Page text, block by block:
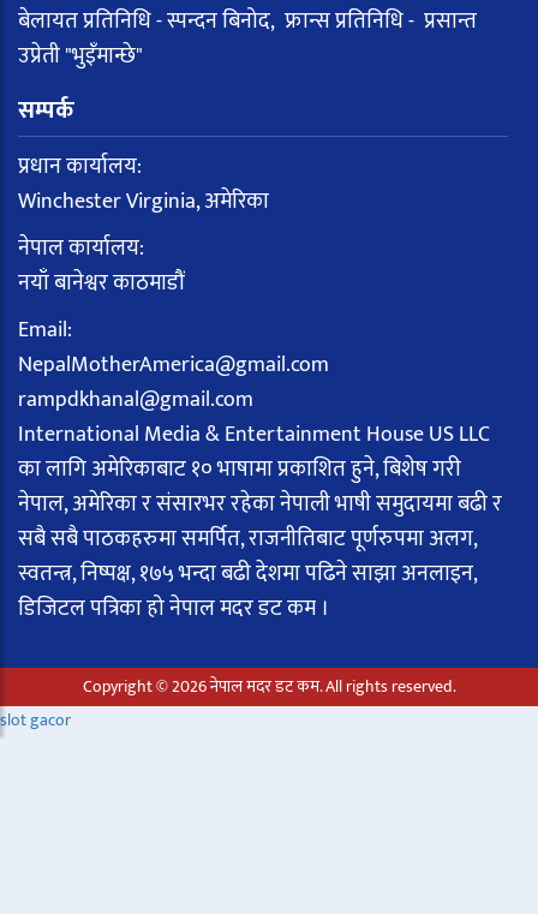
बेलायत प्रतिनिधि - स्पन्दन बिनोद, फ्रान्स प्रतिनिधि - प्रसान्त
उप्रेती "भुइँमान्छे"
सम्पर्क
प्रधान कार्यालय:
Winchester Virginia, अमेरिका
नेपाल कार्यालय:
नयाँ बानेश्वर काठमाडौं
Email:
NepalMotherAmerica@gmail.com
rampdkhanal@gmail.com
International Media & Entertainment House US LLC
का लागि अमेरिकाबाट १० भाषामा प्रकाशित हुने, बिशेष गरी
नेपाल, अमेरिका र संसारभर रहेका नेपाली भाषी समुदायमा बढी र
सबै सबै पाठकहरुमा समर्पित, राजनीतिबाट पूर्णरुपमा अलग,
स्वतन्त्र, निष्पक्ष, १७५ भन्दा बढी देशमा पढिने साझा अनलाइन,
डिजिटल पत्रिका हो नेपाल मदर डट कम ।
Copyright © 2026 नेपाल मदर डट कम. All rights reserved.
slot gacor